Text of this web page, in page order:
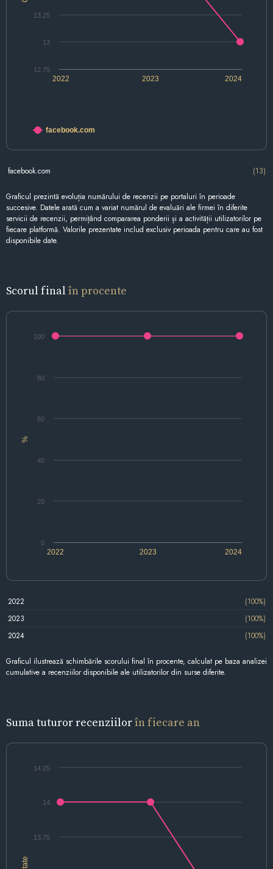
2022 2023 2024
12.75
13
13.25
facebook.com
facebook.com (13)
Graficul prezintă evoluția numărului de recenzii pe portaluri în perioade
succesive. Datele arată cum a variat numărul de evaluări ale firmei în diferite
servicii de recenzii, permițând compararea ponderii și a activității utilizatorilor pe
fiecare platformă. Valorile prezentate includ exclusiv perioada pentru care au fost
disponibile date.
Scorul final în procente
%
2022 2023 2024
0
20
40
60
80
100
2022
(100%)
2023
(100%)
2024
(100%)
Graficul ilustrează schimbările scorului final în procente, calculat pe baza analizei
cumulative a recenziilor disponibile ale utilizatorilor din surse diferite.
Suma tuturor recenziilorîn fiecare an
13.75
14
14.25